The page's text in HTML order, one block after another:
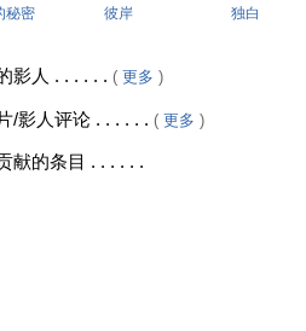
秘密 彼岸 独白
影人 . . . . . . ( 更多 )
/影人评论 . . . . . . ( 更多 )
献的条目 . . . . . .